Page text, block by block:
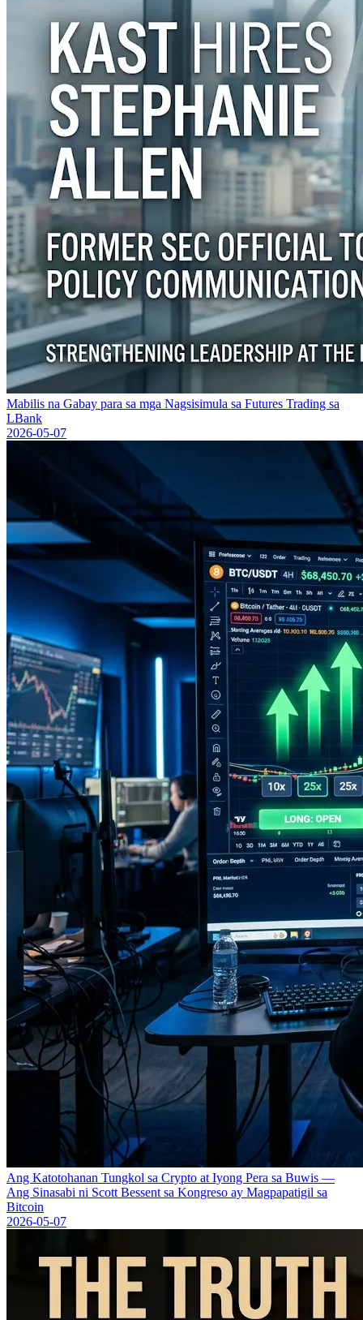
Mabilis na Gabay para sa mga Nagsisimula sa Futures Trading sa
LBank
2026-05-07
Ang Katotohanan Tungkol sa Crypto at Iyong Pera sa Buwis —
Ang Sinasabi ni Scott Bessent sa Kongreso ay Magpapatigil sa
Bitcoin
2026-05-07